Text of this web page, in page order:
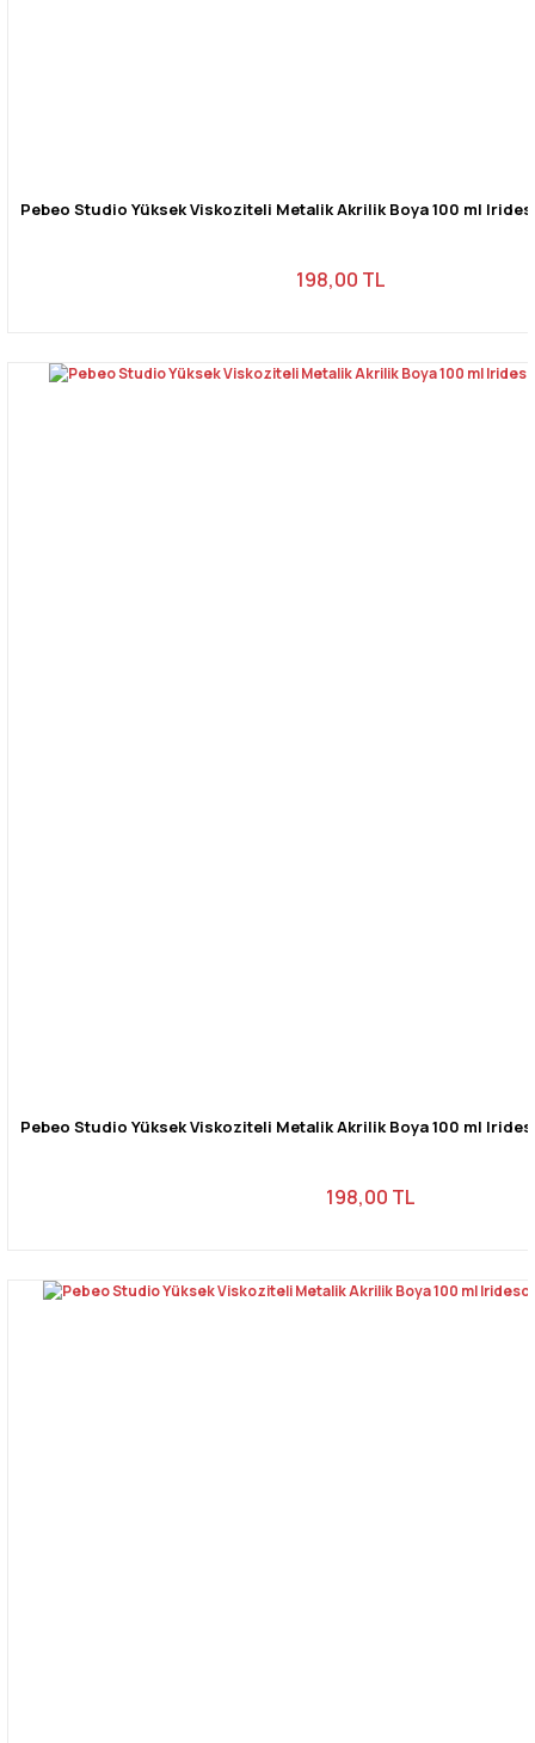
Pebeo Studio Yüksek Viskoziteli Metalik Akrilik Boya 100 ml
198,00 TL
Pebeo Studio Yüksek Viskoziteli Metalik Akrilik Boya 100 ml
198,00 TL